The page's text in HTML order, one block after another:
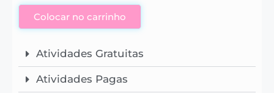
Colocar no carrinho
Atividades Gratuitas
Atividades Pagas